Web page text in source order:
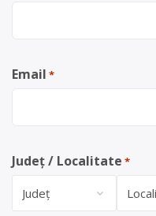
Email *
Județ / Localitate *